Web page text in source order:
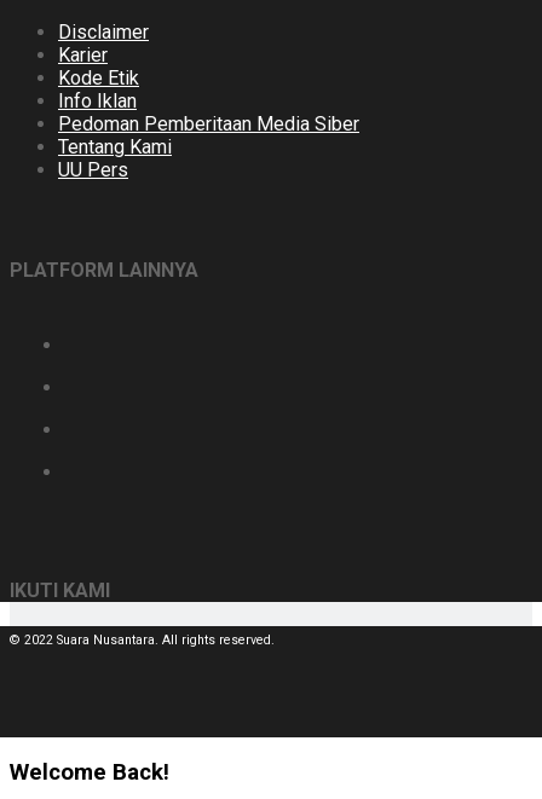
Disclaimer
Karier
Kode Etik
Info Iklan
Pedoman Pemberitaan Media Siber
Tentang Kami
UU Pers
PLATFORM LAINNYA
IKUTI KAMI
© 2022 Suara Nusantara. All rights reserved.
Welcome Back!